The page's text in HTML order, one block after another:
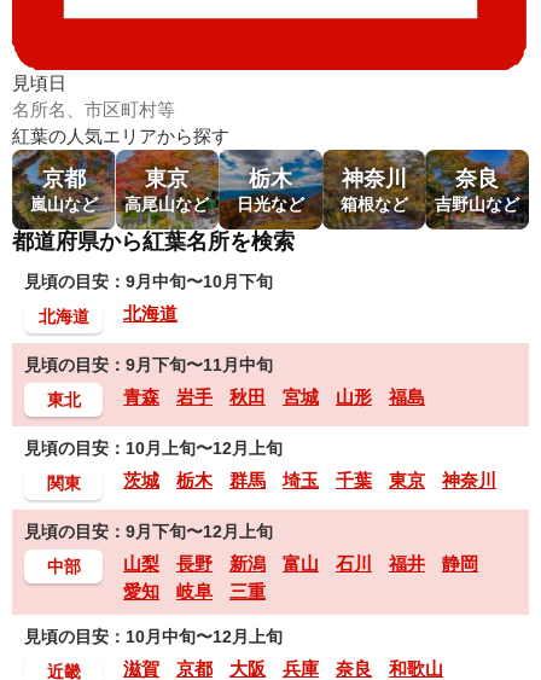
見頃日
紅葉の人気エリアから探す
京都
嵐山など
東京
高尾山など
栃木
日光など
神奈川
箱根など
奈良
吉野山など
都道府県から紅葉名所を検索
見頃の目安：9月中旬〜10月下旬
北海道
北海道
見頃の目安：9月下旬〜11月中旬
東北
青森 岩手 秋田 宮城 山形 福島
見頃の目安：10月上旬〜12月上旬
関東
茨城 栃木 群馬 埼玉 千葉 東京 神奈川
見頃の目安：9月下旬〜12月上旬
中部
山梨 長野 新潟 富山 石川 福井
静岡
愛知
岐阜 三重
見頃の目安：10月中旬〜12月上旬
近畿
滋賀 京都 大阪 兵庫 奈良 和歌山